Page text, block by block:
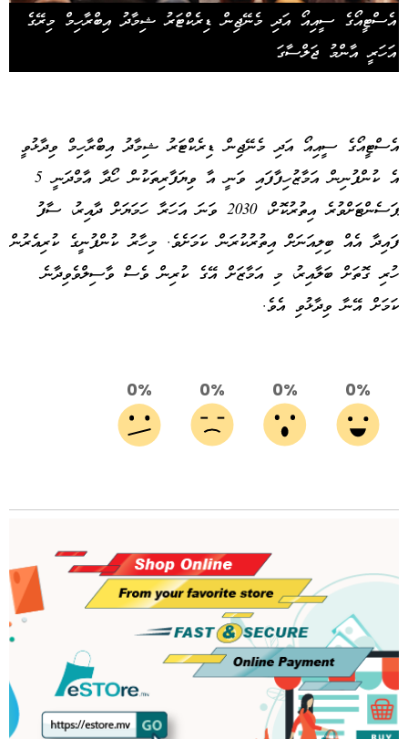
އެސްޓީއޯގެ ސީއިއޯ އަދި މެނޭޖިން ޑިރެކްޓަރު ޝިމާދު އިބްރާހިމް މިރޭގެ
އަހަރީ އާންމު ޖަލްސާގަ
އެސްޓީއޯގެ ސީއިއޯ އަދި މެނޭޖިން ޑިރެކްޓަރު ޝިމާދު އިބްރާހިމް ވިދާޅުވީ
އެ ކުންފުނިން އަމާޒުހިފާފައި ވަނީ އާ ވިޔަފާރިތަކުން ހޯދާ އާމްދަނީ 5
ޕަސެންޓަށްވުރެ އިތުރުކޮށް، 2030 ވަނަ އަހަރާ ހަމަޔަށް ދާއިރު، ސާފު
ފައިދާ އެއް ބިލިއަނަށް އިތުރުކުރަން ކަމަށެވެ. މިހާރު ކުންފުނީގެ ކުރިއެރުން
ހުރި ގޮތަށް ބަލާއިރު، މި އަމާޒަށް އޭގެ ކުރިން ވެސް ވާސިލްވެވިދާނެ
ކަމަށް އޭނާ ވިދާޅުވި އެވެ.
0%
0%
0%
0%